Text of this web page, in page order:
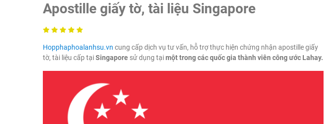
Apostille giấy tờ, tài liệu Singapore
Hopphaphoalanhsu.vn cung cấp dịch vụ tư vấn, hỗ trợ thực hiện chứng nhận apostille giấy
tờ, tài liệu cấp tạiSingapore sử dụng tạimột trong các quốc gia thành viên công ước Lahay.